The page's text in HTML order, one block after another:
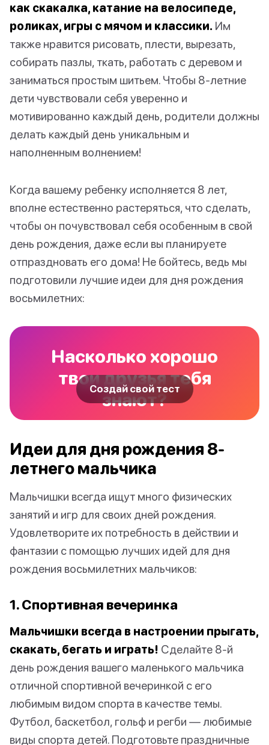
как скакалка, катание на велосипеде,
роликах, игры с мячом и классики. Им
также нравится рисовать, плести, вырезать,
собирать пазлы, ткать, работать с деревом и
заниматься простым шитьем. Чтобы 8-летние
дети чувствовали себя уверенно и
мотивированно каждый день, родители должны
делать каждый день уникальным и
наполненным волнением!
Когда вашему ребенку исполняется 8 лет,
вполне естественно растеряться, что сделать,
чтобы он почувствовал себя особенным в свой
день рождения, даже если вы планируете
отпраздновать его дома! Не бойтесь, ведь мы
подготовили лучшие идеи для дня рождения
восьмилетних:
Насколько хорошо
твои друзья тебя
знают?
Создай свой тест
Идеи для дня рождения 8-
летнего мальчика
Мальчишки всегда ищут много физических
занятий и игр для своих дней рождения.
Удовлетворите их потребность в действии и
фантазии с помощью лучших идей для дня
рождения восьмилетних мальчиков:
1. Спортивная вечеринка
Мальчишки всегда в настроении прыгать,
скакать, бегать и играть! Сделайте 8-й
день рождения вашего маленького мальчика
отличной спортивной вечеринкой с его
любимым видом спорта в качестве темы.
Футбол, баскетбол, гольф и регби — любимые
виды спорта детей. Подготовьте праздничные